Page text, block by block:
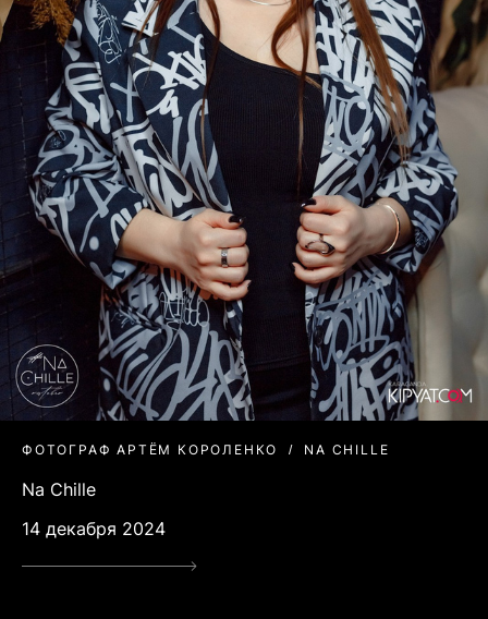
ФОТОГРАФ АРТЁМ КОРОЛЕНКО NA CHILLE
Na Chille
14 декабря 2024